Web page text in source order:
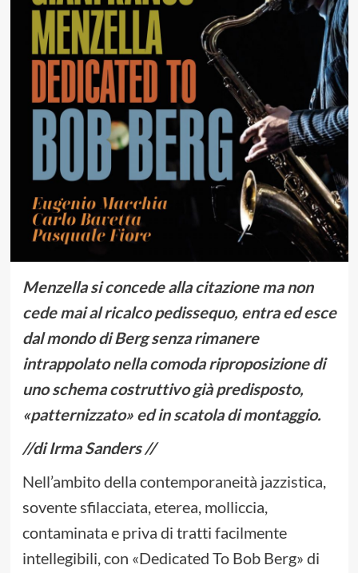
Menzella si concede alla citazione ma non
cede mai al ricalco pedissequo, entra ed esce
dal mondo di Berg senza rimanere
intrappolato nella comoda riproposizione di
uno schema costruttivo già predisposto,
«patternizzato» ed in scatola di montaggio.
//di Irma Sanders //
Nell’ambito della contemporaneità jazzistica,
sovente sfilacciata, eterea, molliccia,
contaminata e priva di tratti facilmente
intellegibili, con «Dedicated To Bob Berg» di